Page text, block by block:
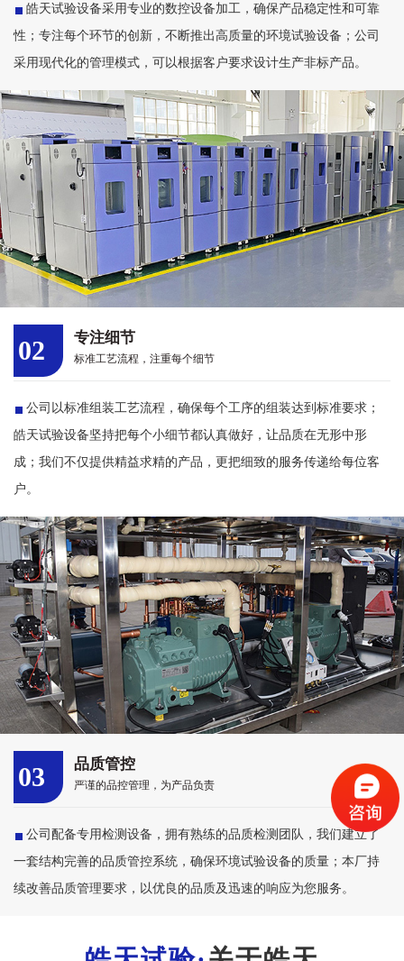
皓天试验设备采用专业的数控设备加工，确保产品稳定性和可靠
性；专注每个环节的创新，不断推出高质量的环境试验设备；公司
采用现代化的管理模式，可以根据客户要求设计生产非标产品。
02 专注细节
标准工艺流程，注重每个细节
公司以标准组装工艺流程，确保每个工序的组装达到标准要求；
皓天试验设备坚持把每个小细节都认真做好，让品质在无形中形
成；我们不仅提供精益求精的产品，更把细致的服务传递给每位客
户。
03 品质管控
严谨的品控管理，为产品负责
公司配备专用检测设备，拥有熟练的品质检测团队，我们建立了
一套结构完善的品质管控系统，确保环境试验设备的质量；本厂持
续改善品质管理要求，以优良的品质及迅速的响应为您服务。